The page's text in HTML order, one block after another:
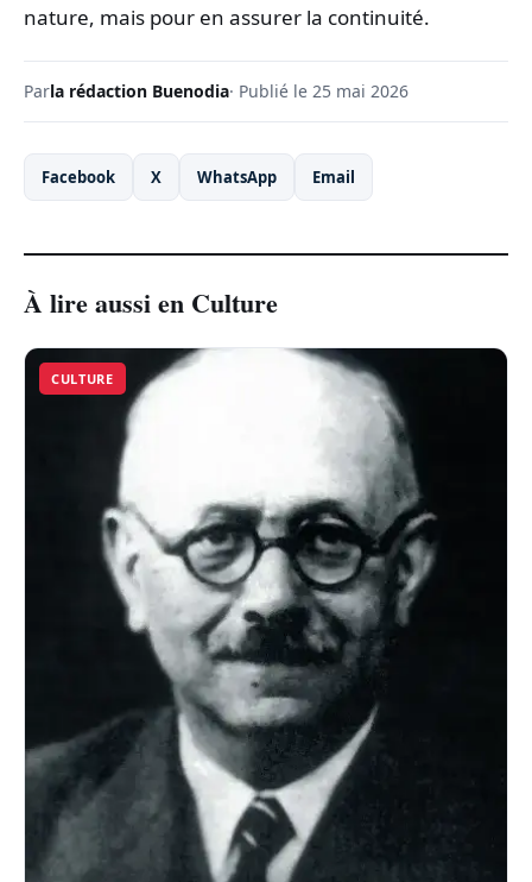
nature, mais pour en assurer la continuité.
Parla rédaction Buenodia· Publié le 25 mai 2026
Facebook X WhatsApp Email
À lire aussi en Culture
CULTURE